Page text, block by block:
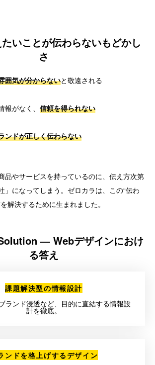
いことが伝わらないもどかし
さ
囲気が分からないと敬遠される
がなく、 信頼を得られない
ンドが正しく伝わらない
品やサービスを持っているのに、伝え方次第
」になってしまう。ゼロカラは、この“伝わ
解決するために生まれました。
― Webデザインにおけ
る答え
課題解決型の情報設計
ランド浸透など、目的に直結する情報設
計を徹底。
ンドを格上げするデザイン